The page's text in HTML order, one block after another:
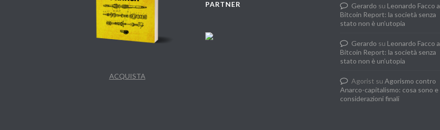
ACQUISTA
PARTNER Gerardo su Leonardo Facco a
Bitcoin Report: la società senza
stato non è un’utopia
Gerardo su Leonardo Facco a
Bitcoin Report: la società senza
stato non è un’utopia
Agorist su Agorismo contro
Anarco-capitalismo: cosa sono e
considerazioni finali